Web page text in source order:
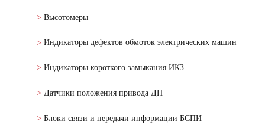
Высотомеры
Индикаторы дефектов обмоток электрических машин
Индикаторы короткого замыкания ИКЗ
Датчики положения привода ДП
Блоки связи и передачи информации БСПИ